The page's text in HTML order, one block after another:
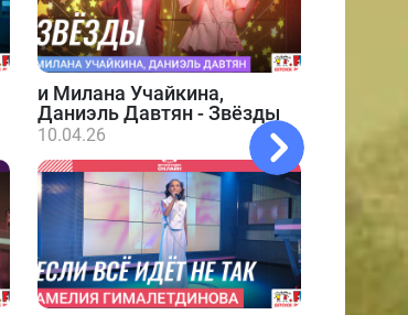
и Милана Учайкина,
Даниэль Давтян - Звёзды
10.04.26